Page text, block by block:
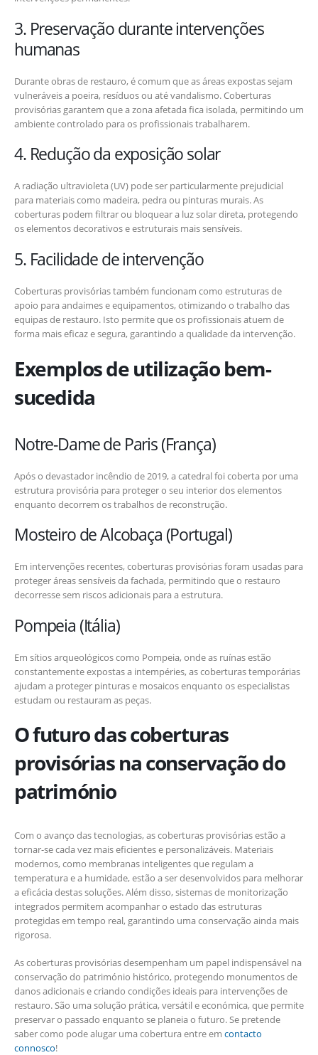
3. Preservação durante intervenções
humanas
Durante obras de restauro, é comum que as áreas expostas sejam
vulneráveis a poeira, resíduos ou até vandalismo. Coberturas
provisórias garantem que a zona afetada fica isolada, permitindo um
ambiente controlado para os profissionais trabalharem.
4. Redução da exposição solar
A radiação ultravioleta (UV) pode ser particularmente prejudicial
para materiais como madeira, pedra ou pinturas murais. As
coberturas podem filtrar ou bloquear a luz solar direta, protegendo
os elementos decorativos e estruturais mais sensíveis.
5. Facilidade de intervenção
Coberturas provisórias também funcionam como estruturas de
apoio para andaimes e equipamentos, otimizando o trabalho das
equipas de restauro. Isto permite que os profissionais atuem de
forma mais eficaz e segura, garantindo a qualidade da intervenção.
Exemplos de utilização bem-
sucedida
Notre-Dame de Paris (França)
Após o devastador incêndio de 2019, a catedral foi coberta por uma
estrutura provisória para proteger o seu interior dos elementos
enquanto decorrem os trabalhos de reconstrução.
Mosteiro de Alcobaça (Portugal)
Em intervenções recentes, coberturas provisórias foram usadas para
proteger áreas sensíveis da fachada, permitindo que o restauro
decorresse sem riscos adicionais para a estrutura.
Pompeia (Itália)
Em sítios arqueológicos como Pompeia, onde as ruínas estão
constantemente expostas a intempéries, as coberturas temporárias
ajudam a proteger pinturas e mosaicos enquanto os especialistas
estudam ou restauram as peças.
O futuro das coberturas
provisórias na conservação do
património
Com o avanço das tecnologias, as coberturas provisórias estão a
tornar-se cada vez mais eficientes e personalizáveis. Materiais
modernos, como membranas inteligentes que regulam a
temperatura e a humidade, estão a ser desenvolvidos para melhorar
a eficácia destas soluções. Além disso, sistemas de monitorização
integrados permitem acompanhar o estado das estruturas
protegidas em tempo real, garantindo uma conservação ainda mais
rigorosa.
As coberturas provisórias desempenham um papel indispensável na
conservação do património histórico, protegendo monumentos de
danos adicionais e criando condições ideais para intervenções de
restauro. São uma solução prática, versátil e económica, que permite
preservar o passado enquanto se planeia o futuro. Se pretende
saber como pode alugar uma cobertura entre em contacto
connosco!